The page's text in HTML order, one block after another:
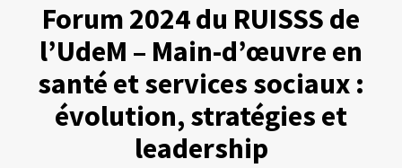
Forum 2024 du RUISSS de
l’UdeM – Main-d’œuvre en
santé et services sociaux :
évolution, stratégies et
leadership